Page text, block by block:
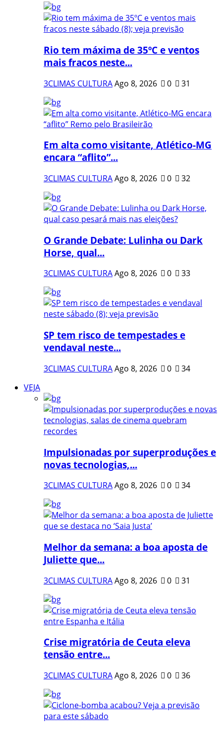
Rio tem máxima de 35ºC e ventos
mais fracos neste...
3CLIMAS CULTURAAgo 8, 2026 0 31
Em alta como visitante, Atlético-MG
encara “aflito”...
3CLIMAS CULTURAAgo 8, 2026 0 32
O Grande Debate: Lulinha ou Dark
Horse, qual...
3CLIMAS CULTURAAgo 8, 2026 0 33
SP tem risco de tempestades e
vendaval neste...
3CLIMAS CULTURAAgo 8, 2026 0
34
VEJA
Impulsionadas por superproduções e
novas tecnologias,...
3CLIMAS CULTURAAgo 8, 2026 0 34
Melhor da semana: a boa aposta de
Juliette que...
3CLIMAS CULTURAAgo 8, 2026 0 31
Crise migratória de Ceuta eleva
tensão entre...
3CLIMAS CULTURAAgo 8, 2026 0 36